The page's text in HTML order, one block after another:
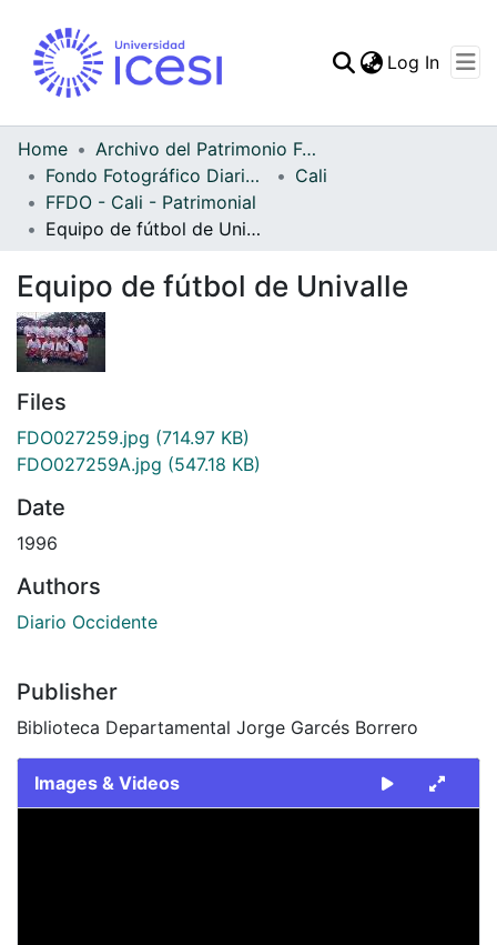
Statistics
Log In
Home
Archivo del Patrimonio Fotográfico y Fílmico del Valle del Cauca
Fondo Fotográfico Diario Occidente
Cali
FFDO - Cali - Patrimonial
Equipo de fútbol de Univalle
Equipo de fútbol de Univalle
Files
FDO027259.jpg (714.97 KB)
FDO027259A.jpg (547.18 KB)
Date
1996
Authors
Diario Occidente
Publisher
Biblioteca Departamental Jorge Garcés Borrero
Images & Videos